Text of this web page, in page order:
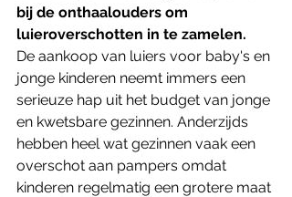
bij de onthaalouders om
luieroverschotten in te zamelen.
De aankoop van luiers voor baby's en
jonge kinderen neemt immers een
serieuze hap uit het budget van jonge
en kwetsbare gezinnen. Anderzijds
hebben heel wat gezinnen vaak een
overschot aan pampers omdat
kinderen regelmatig een grotere maat